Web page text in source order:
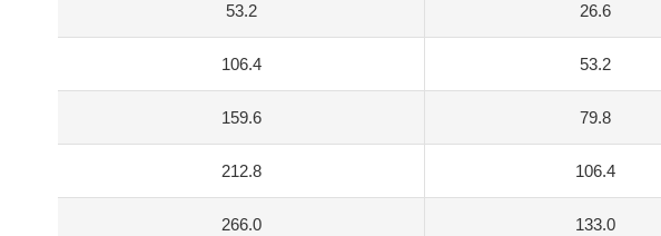
26.6
53.2
53.2
106.4
79.8
159.6
106.4
212.8
133.0
266.0